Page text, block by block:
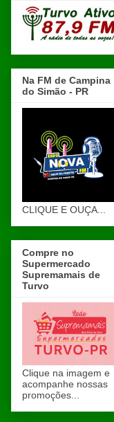
Na FM de Campina
do Simão - PR
CLIQUE E OUÇA...
Compre no
Supermercado
Supremamais de
Turvo
Clique na imagem e
acompanhe nossas
promoções...